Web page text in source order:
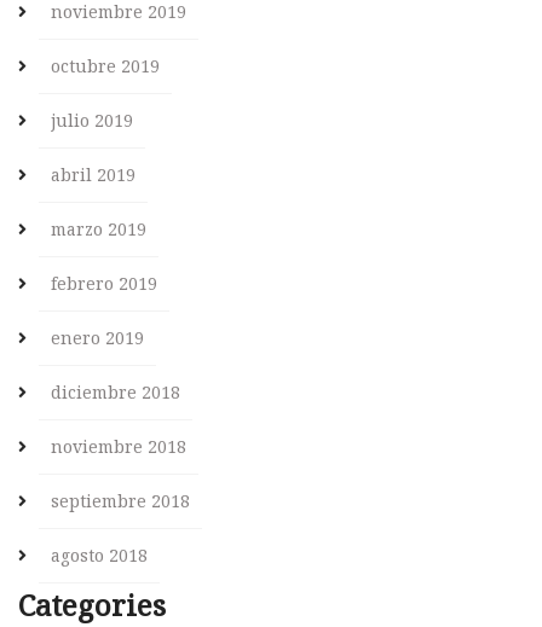
noviembre 2019
octubre 2019
julio 2019
abril 2019
marzo 2019
febrero 2019
enero 2019
diciembre 2018
noviembre 2018
septiembre 2018
agosto 2018
Categories